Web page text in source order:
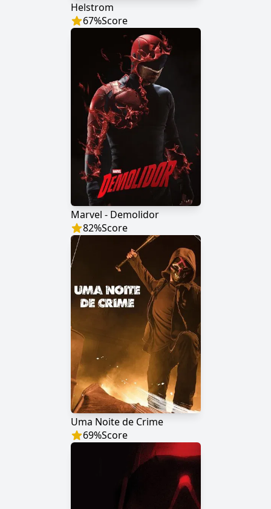
Helstrom
67%Score
Marvel - Demolidor
82%Score
Uma Noite de Crime
69%Score